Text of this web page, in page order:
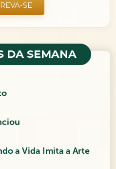
SE
DA SEMANA
a Vida Imita a Arte